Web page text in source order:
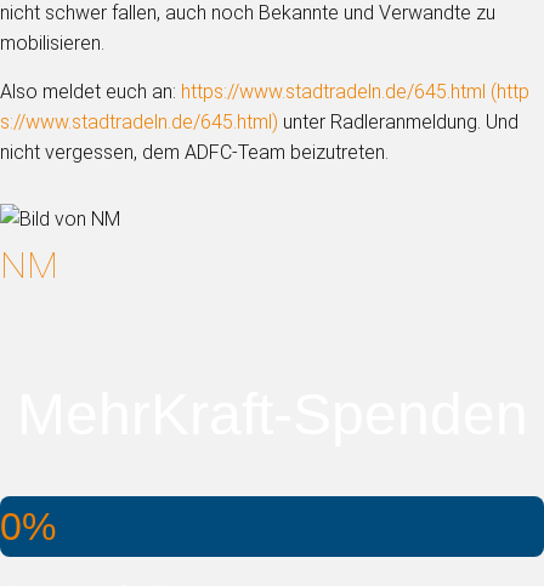
nicht schwer fallen, auch noch Bekannte und Verwandte zu
mobilisieren.
Also meldet euch an: https://www.stadtradeln.de/645.html (http
s://www.stadtradeln.de/645.html) unter Radleranmeldung. Und
nicht vergessen, dem ADFC-Team beizutreten.
NM
0%